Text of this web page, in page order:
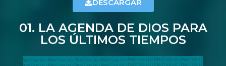
DESCARGAR
01. LA AGENDA DE DIOS PARA
LOS ÚLTIMOS TIEMPOS